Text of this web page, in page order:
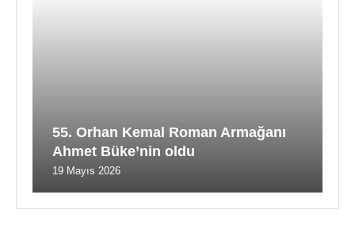
55. Orhan Kemal Roman Armağanı
Ahmet Büke’nin oldu
19 Mayıs 2026